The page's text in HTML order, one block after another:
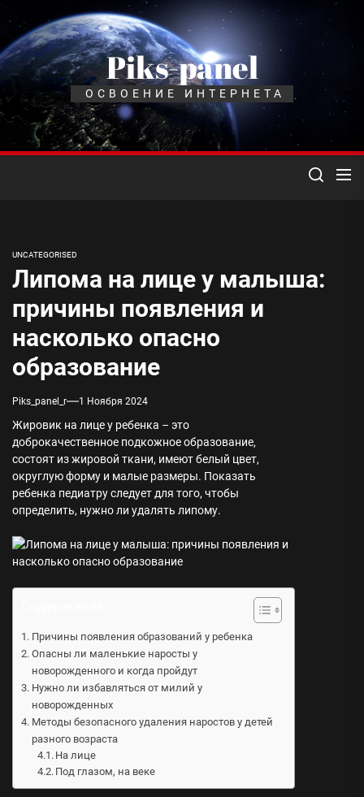
Перейти
содержимому
Piks-panel
ОСВОЕНИЕ ИНТЕРНЕТА
UNCATEGORISED
Липома на лице у малыша:
причины появления и
насколько опасно
образование
Piks_panel_r 1 Ноября 2024
Жировик на лице у ребенка – это
доброкачественное подкожное образование,
состоят из жировой ткани, имеют белый цвет,
округлую форму и малые размеры. Показать
ребенка педиатру следует для того, чтобы
определить, нужно ли удалять липому.
Причины появления образований у ребенка
Опасны ли маленькие наросты у
новорожденного и когда пройдут
Нужно ли избавляться от милий у
новорожденных
Методы безопасного удаления наростов у детей
разного возраста
На лице
Под глазом, на веке